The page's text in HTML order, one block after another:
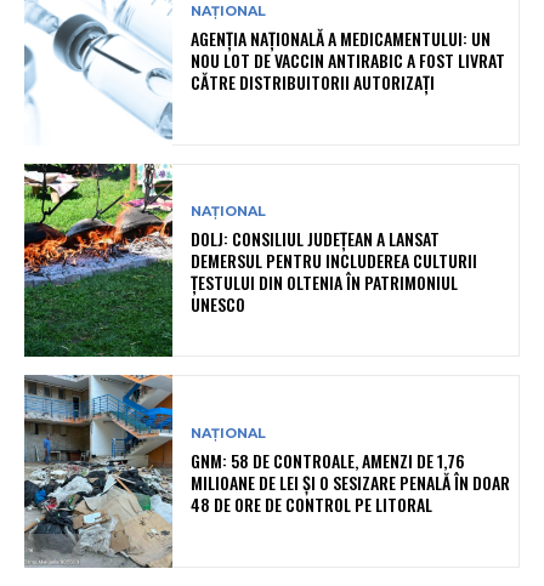
NAȚIONAL
AGENȚIA NAȚIONALĂ A MEDICAMENTULUI: UN
NOU LOT DE VACCIN ANTIRABIC A FOST LIVRAT
CĂTRE DISTRIBUITORII AUTORIZAȚI
NAȚIONAL
DOLJ: CONSILIUL JUDEȚEAN A LANSAT
DEMERSUL PENTRU INCLUDEREA CULTURII
ȚESTULUI DIN OLTENIA ÎN PATRIMONIUL
UNESCO
NAȚIONAL
GNM: 58 DE CONTROALE, AMENZI DE 1,76
MILIOANE DE LEI ȘI O SESIZARE PENALĂ ÎN DOAR
48 DE ORE DE CONTROL PE LITORAL